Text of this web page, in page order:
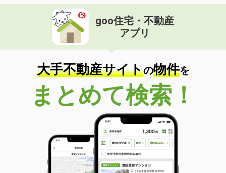
goo住宅・不動産
アプリ
大手不動産サイトの物件を
まとめて検索！